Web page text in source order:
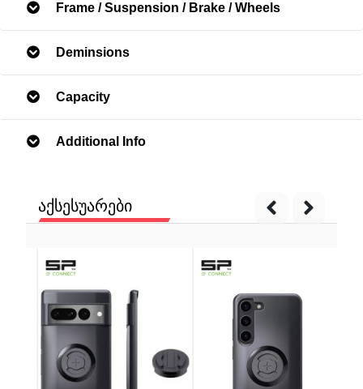
Frame / Suspension / Brake / Wheels
Deminsions
Capacity
Additional Info
აქსესუარები